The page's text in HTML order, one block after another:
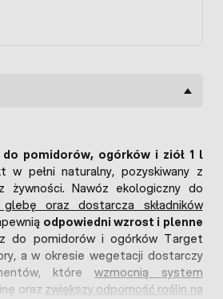
do pomidorów, ogórków i ziół 1 l
w pełni naturalny, pozyskiwany z
żywności. Nawóz ekologiczny do
glebę oraz dostarcza składników
odpowiedni wzrost i plenne
do pomidorów i ogórków Target
a w okresie wegetacji dostarczy
którewzmocnią system
oraz zwiększy odporność roślin na